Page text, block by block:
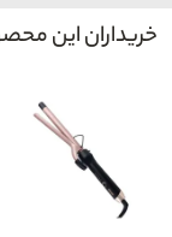
خریداران این